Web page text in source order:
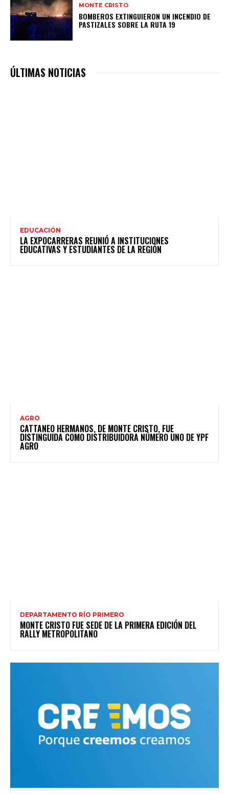
MONTE CRISTO
BOMBEROS EXTINGUIERON UN INCENDIO DE
PASTIZALES SOBRE LA RUTA 19
ÚLTIMAS NOTICIAS
EDUCACIÓN
LA EXPOCARRERAS REUNIÓ A INSTITUCIONES
EDUCATIVAS Y ESTUDIANTES DE LA REGIÓN
AGRO
CATTANEO HERMANOS, DE MONTE CRISTO, FUE
DISTINGUIDA COMO DISTRIBUIDORA NÚMERO UNO DE YPF
AGRO
DEPARTAMENTO RÍO PRIMERO
MONTE CRISTO FUE SEDE DE LA PRIMERA EDICIÓN DEL
RALLY METROPOLITANO